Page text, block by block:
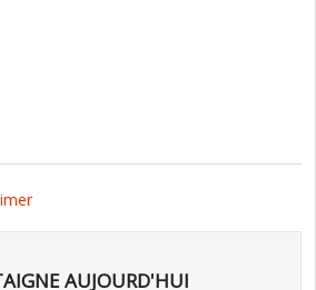
AUJOURD'HUI